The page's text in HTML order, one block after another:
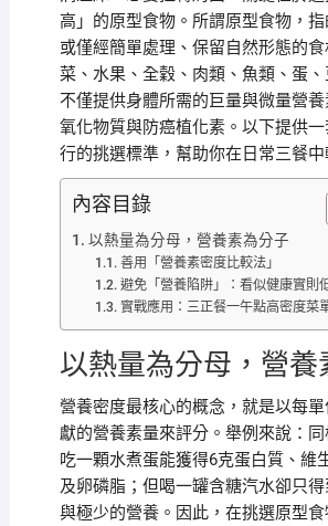
高」的原型食物。所謂原型食物，
或僅經簡單處理、保留自然形態的
菜、水果、全穀、肉類、魚類、蛋
不僅提供身體所需的巨量與微量營
氧化物質與防癌植化素。以下提供
行的挑選標準，幫助你在日常三餐中
內容目錄
以熱量為分母，營養素為分子
善用「營養素密度比較法」
避免「營養陷阱」：看似健康實則
實戰應用：三正餐一午點高密度菜
以熱量為分母，營養
營養密度最核心的概念，就是以每
獻的營養素量來評分。舉例來說：同
吃一顆水煮蛋能獲得6克蛋白質、維
及卵磷脂；但喝一罐含糖汽水卻只
與極少的營養。因此，在挑選原型